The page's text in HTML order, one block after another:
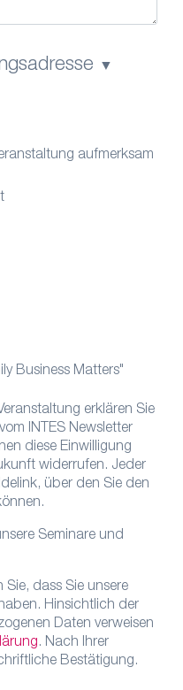
aufmerksam
Business Matters"
erklären Sie
INTES Newsletter
diese Einwilligung
widerrufen. Jeder
über den Sie den
Seminare und
dass Sie unsere
Hinsichtlich der
Daten verweisen
. Nach Ihrer
Bestätigung.